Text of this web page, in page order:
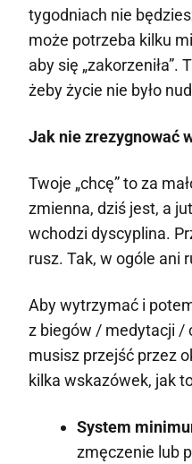
tygodniach nie
może potrzeba kilku
aby się „zakorzeniła”.
żeby życie nie było
Jak nie zrezygnować
Twoje „chcę” to za
zmienna, dziś jest, a
wchodzi dyscyplina.
rusz. Tak, w ogóle ani
Aby wytrzymać i
z biegów / medytacji /
musisz przejść przez
kilka wskazówek, jak
System
zmęczenie lub